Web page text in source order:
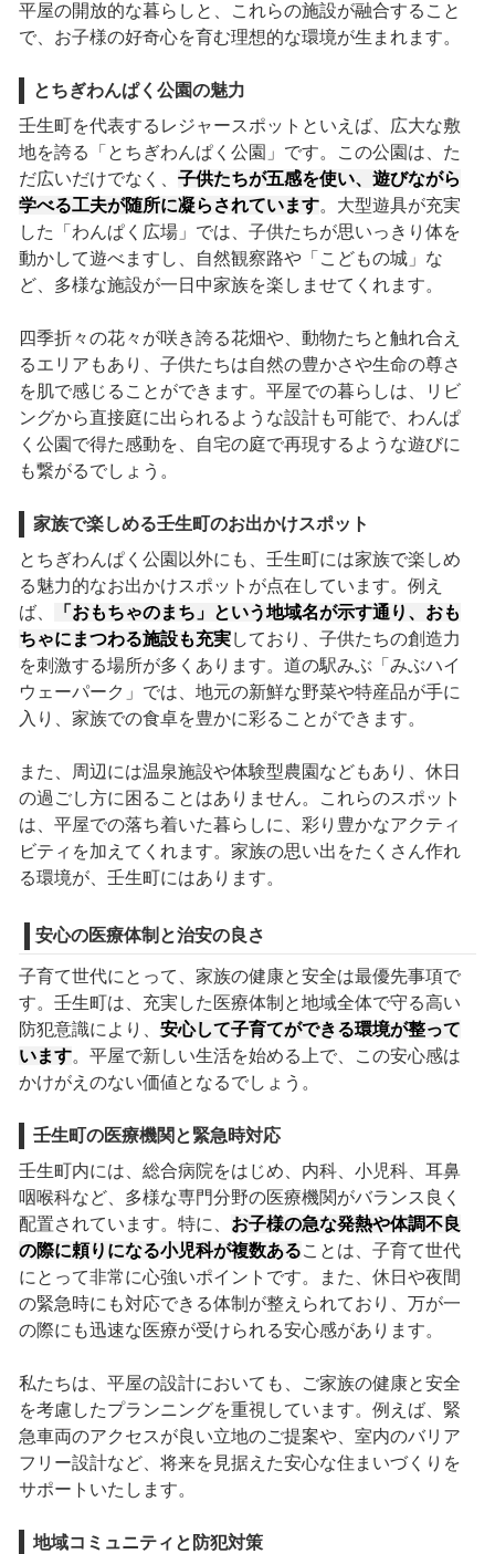
平屋の開放的な暮らしと、これらの施設が融合すること
で、お子様の好奇心を育む理想的な環境が生まれます。
とちぎわんぱく公園の魅力
壬生町を代表するレジャースポットといえば、広大な敷
地を誇る「とちぎわんぱく公園」です。この公園は、た
だ広いだけでなく、 子供たちが五感を使い、遊びながら
学べる工夫が随所に凝らされています。大型遊具が充実
した「わんぱく広場」では、子供たちが思いっきり体を
動かして遊べますし、自然観察路や「こどもの城」な
ど、多様な施設が一日中家族を楽しませてくれます。
四季折々の花々が咲き誇る花畑や、動物たちと触れ合え
るエリアもあり、子供たちは自然の豊かさや生命の尊さ
を肌で感じることができます。平屋での暮らしは、リビ
ングから直接庭に出られるような設計も可能で、わんぱ
く公園で得た感動を、自宅の庭で再現するような遊びに
も繋がるでしょう。
家族で楽しめる壬生町のお出かけスポット
とちぎわんぱく公園以外にも、壬生町には家族で楽しめ
る魅力的なお出かけスポットが点在しています。例え
ば、
「おもちゃのまち」という地域名が示す通り、おも
ちゃにまつわる施設も充実しており、子供たちの創造力
を刺激する場所が多くあります。道の駅みぶ「みぶハイ
ウェーパーク」では、地元の新鮮な野菜や特産品が手に
入り、家族での食卓を豊かに彩ることができます。
また、周辺には温泉施設や体験型農園などもあり、休日
の過ごし方に困ることはありません。これらのスポット
は、平屋での落ち着いた暮らしに、彩り豊かなアクティ
ビティを加えてくれます。家族の思い出をたくさん作れ
る環境が、壬生町にはあります。
安心の医療体制と治安の良さ
子育て世代にとって、家族の健康と安全は最優先事項で
す。壬生町は、充実した医療体制と地域全体で守る高い
防犯意識により、 安心して子育てができる環境が整って
います。平屋で新しい生活を始める上で、この安心感は
かけがえのない価値となるでしょう。
壬生町の医療機関と緊急時対応
壬生町内には、総合病院をはじめ、内科、小児科、耳鼻
咽喉科など、多様な専門分野の医療機関がバランス良く
配置されています。特に、 お子様の急な発熱や体調不良
の際に頼りになる小児科が複数あることは、子育て世代
にとって非常に心強いポイントです。また、休日や夜間
の緊急時にも対応できる体制が整えられており、万が一
の際にも迅速な医療が受けられる安心感があります。
私たちは、平屋の設計においても、ご家族の健康と安全
を考慮したプランニングを重視しています。例えば、緊
急車両のアクセスが良い立地のご提案や、室内のバリア
フリー設計など、将来を見据えた安心な住まいづくりを
サポートいたします。
地域コミュニティと防犯対策